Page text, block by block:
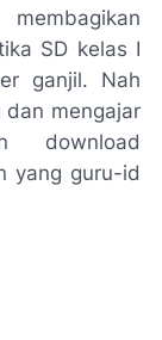
SD kelas I
ganjil. Nah
dan mengajar
download
yang guru-id